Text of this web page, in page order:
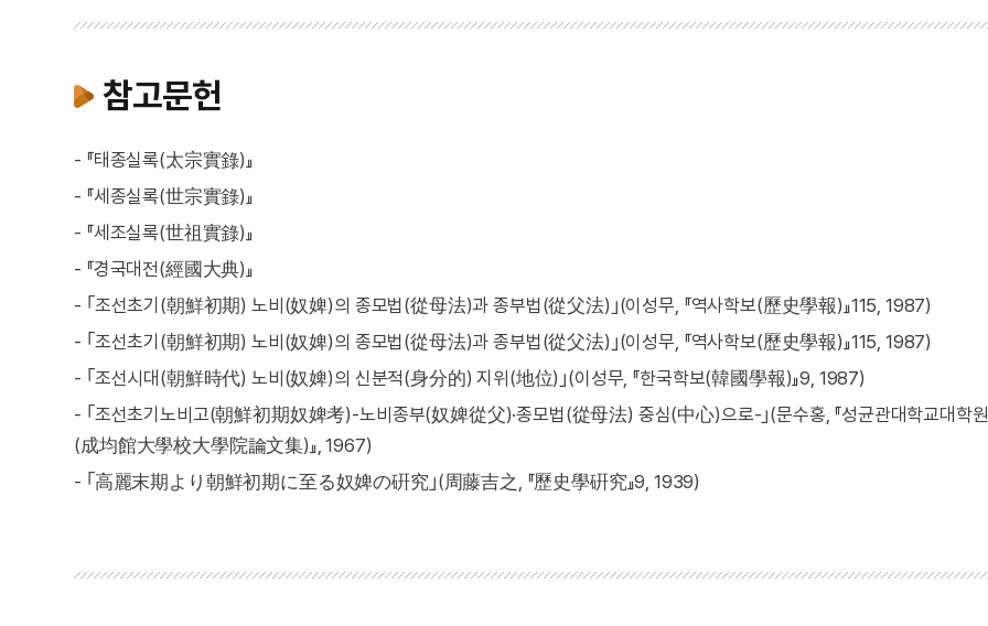
참고문헌
- 『태종실록(太宗實錄)』
- 『세종실록(世宗實錄)』
- 『세조실록(世祖實錄)』
- 『경국대전(經國大典)』
- ｢조선초기(朝鮮初期) 노비(奴婢)의 종모법(從母法)과 종부법(從父法)｣(이성무, 『역사학보(歷史學報)』115, 1987)
- ｢조선초기(朝鮮初期) 노비(奴婢)의 종모법(從母法)과 종부법(從父法)｣(이성무, 『역사학보(歷史學報)』115, 1987)
- ｢조선시대(朝鮮時代) 노비(奴婢)의 신분적(身分的) 지위(地位)｣(이성무, 『한국학보(韓國學報)』9, 1987)
- ｢조선초기노비고(朝鮮初期奴婢考)-노비종부(奴婢從父)·종모법(從母法) 중심(中心)으로-｣(문수홍, 『성균관대학교대학
(成均館大學校大學院論文集)』, 1967)
- ｢高麗末期より朝鮮初期に至る奴婢の硏究｣(周藤吉之, 『歷史學硏究』9, 1939)